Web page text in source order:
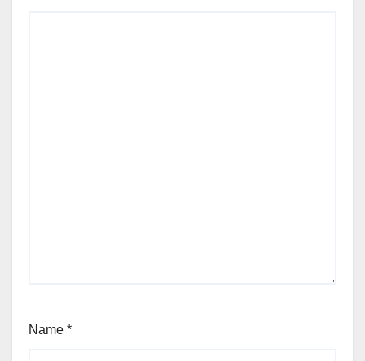
Name *